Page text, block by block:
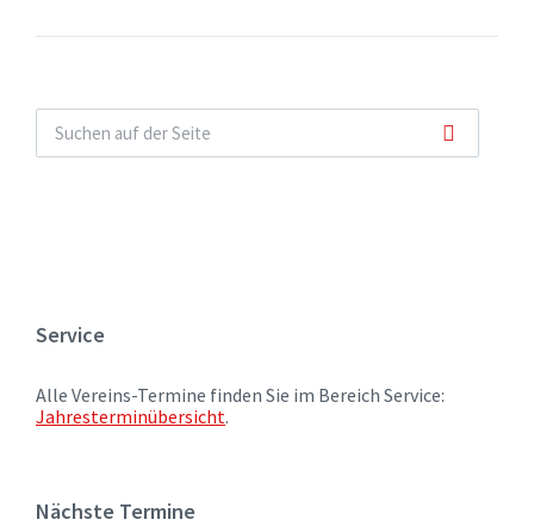
Service
Alle Vereins-Termine finden Sie im Bereich Service:
Jahresterminübersicht.
Nächste Termine